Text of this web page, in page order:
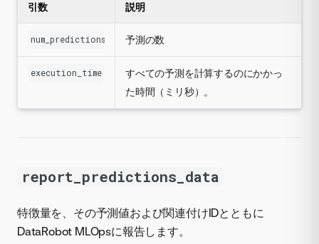
引数 説明
num_predictions 予測の数
execution_time
すべての予測を計算するのにかかっ
た時間（ミリ秒）。
report_predictions_data
特徴量を、その予測値および関連付けIDとともに
DataRobot MLOpsに報告します。